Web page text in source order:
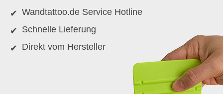
Wandtattoo.de Service Hotline
Schnelle Lieferung
Direkt vom Hersteller